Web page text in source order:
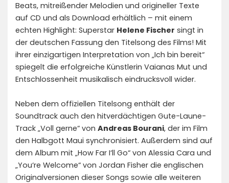
Beats, mitreißender Melodien und origineller Texte
auf CD und als Download erhältlich – mit einem
echten Highlight: Superstar Helene Fischer singt in
der deutschen Fassung den Titelsong des Films! Mit
ihrer einzigartigen Interpretation von „Ich bin bereit“
spiegelt die erfolgreiche Künstlerin Vaianas Mut und
Entschlossenheit musikalisch eindrucksvoll wider.
Neben dem offiziellen Titelsong enthält der
Soundtrack auch den hitverdächtigen Gute-Laune-
Track „Voll gerne“ von Andreas Bourani, der im Film
den Halbgott Maui synchronisiert. Außerdem sind auf
dem Album mit „How Far I‘ll Go“ von Alessia Cara und
„You‘re Welcome“ von Jordan Fisher die englischen
Originalversionen dieser Songs sowie alle weiteren